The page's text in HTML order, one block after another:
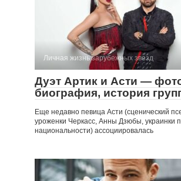
Личная жизнь зарубежных звезд
Дуэт Артик и Асти —
биография, история
Еще недавно певица Асти (сценический
уроженки Черкасс, Анны Дзюбы, украинки
национальности) ассоциировалась